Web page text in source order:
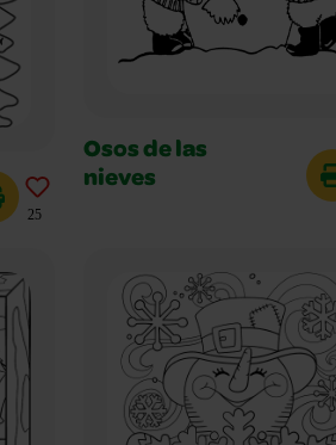
25
Osos de las
nieves